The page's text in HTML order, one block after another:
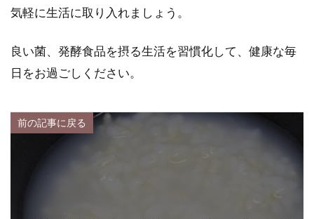
気軽に生活に取り入れましょう。
良い菌、発酵食品を摂る生活を習慣化して、健康な毎
日をお過ごしください。
前の記事に戻る